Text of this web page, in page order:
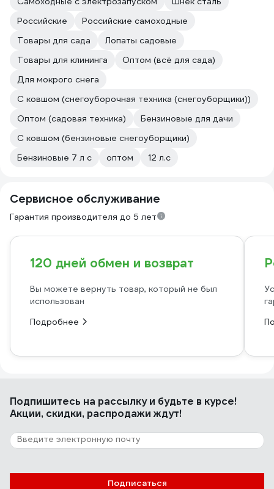
Российские
Российские самоходные
Товары для сада
Лопаты садовые
Товары для клининга
Оптом (всё для сада)
Для мокрого снега
С ковшом (снегоуборочная техника (снегоуборщики))
Оптом (садовая техника)
Бензиновые для дачи
С ковшом (бензиновые снегоуборщики)
Бензиновые 7 л с
оптом 12 л.с
Сервисное обслуживание
Гарантия производителя до 5 лет
120 дней обмен и возврат
Вы можете вернуть товар, который не был
использован
Подробнее
Подпишитесь на рассылкуи будьте в курсе!
Акции, скидки, распродажи ждут!
Подписаться